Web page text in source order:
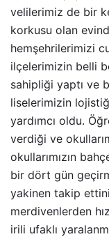
velilerimiz de bir
korkusu olan
hemşehrilerimizi
ilçelerimizin belli
sahipliği yaptı ve
liselerimizin
yardımcı oldu.
verdiği ve
okullarımızın
bir dört gün
yakinen takip
merdivenlerden
irili ufaklı